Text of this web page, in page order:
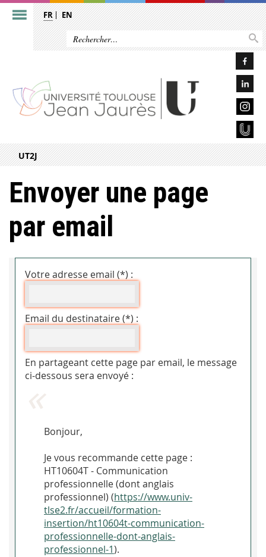
FR EN
UT2J
Envoyer une page
par email
Votre adresse email (*) :
Email du destinataire (*) :
En partageant cette page par email, le message
ci-dessous sera envoyé :
Bonjour,
Je vous recommande cette page :
HT10604T - Communication
professionnelle (dont anglais
professionnel) (https://www.univ-
tlse2.fr/accueil/formation-
insertion/ht10604t-communication-
professionnelle-dont-anglais-
professionnel-1).